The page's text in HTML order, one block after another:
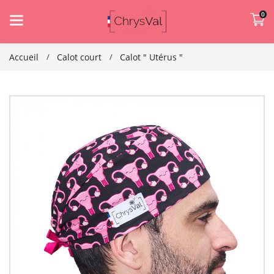
0
Accueil Calot court Calot " Utérus "